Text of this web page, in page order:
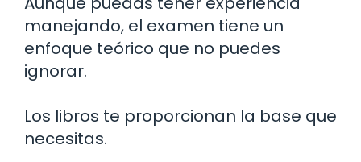
manejando, el examen tiene un
enfoque teórico que no puedes
ignorar.
Los libros te proporcionan la base que
necesitas.